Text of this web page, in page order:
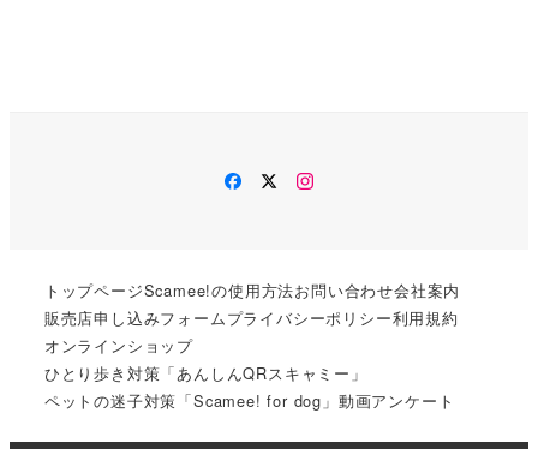
Facebook
TwitterInstagram
トップページScamee!の使用方法お問い合わせ会社案内
販売店申し込みフォームプライバシーポリシー利用規約
オンラインショップ
ひとり歩き対策「あんしんQRスキャミー」
ペットの迷子対策「Scamee! for dog」 動画アンケート